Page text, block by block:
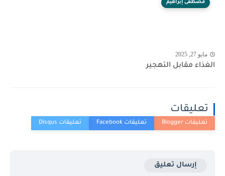
مصطفى إبراهيم
مايو 27, 2025
الغذاء مقابل التهجير
تعليقات
إرسال تعليق